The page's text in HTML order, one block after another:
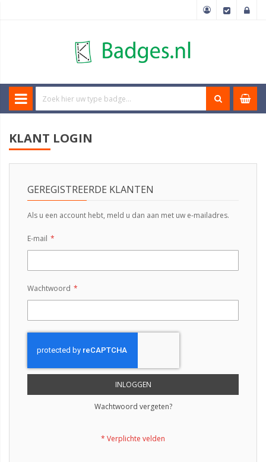
KLANT LOGIN
GEREGISTREERDE KLANTEN
Als u een account hebt, meld u dan aan met uw e-mailadres.
E-mail
Wachtwoord
INLOGGEN
Wachtwoord vergeten?